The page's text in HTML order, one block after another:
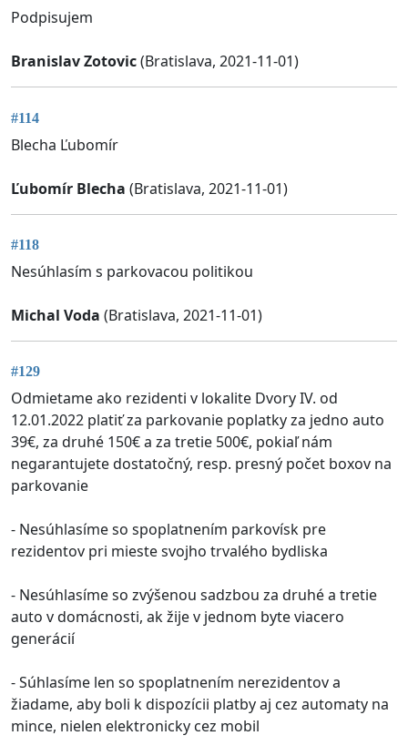
Podpisujem
Branislav Zotovic(Bratislava, 2021-11-01)
#114
Blecha Ľubomír
Ľubomír Blecha (Bratislava, 2021-11-01)
#118
Nesúhlasím s parkovacou politikou
Michal Voda (Bratislava, 2021-11-01)
#129
Odmietame ako rezidenti v lokalite Dvory IV. od
12.01.2022 platiť za parkovanie poplatky za jedno auto
39€, za druhé 150€ a za tretie 500€, pokiaľ nám
negarantujete dostatočný, resp. presný počet boxov na
parkovanie
- Nesúhlasíme so spoplatnením parkovísk pre
rezidentov pri mieste svojho trvalého bydliska
- Nesúhlasíme so zvýšenou sadzbou za druhé a tretie
auto v domácnosti, ak žije v jednom byte viacero
generácií
- Súhlasíme len so spoplatnením nerezidentov a
žiadame, aby boli k dispozícii platby aj cez automaty na
mince, nielen elektronicky cez mobil